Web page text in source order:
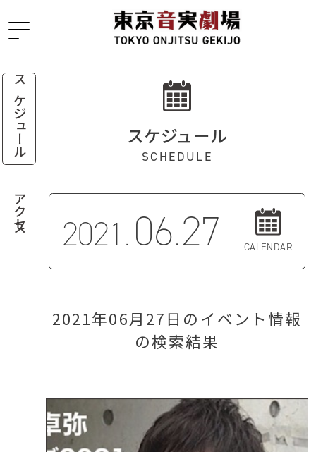
スケジュール
アクセス
スケジュール
SCHEDULE
2021.06.27 CALENDAR
2021年06月27日のイベント情報
の検索結果